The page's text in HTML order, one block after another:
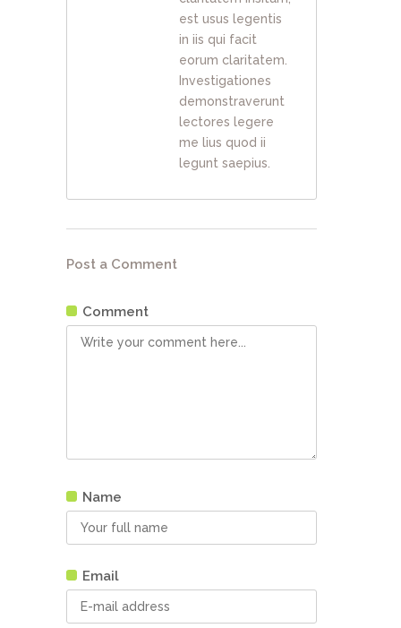
est usus legentis
in iis qui facit
eorum claritatem.
Investigationes
demonstraverunt
lectores legere
me lius quod ii
legunt saepius.
Post a Comment
Comment
Name
Email